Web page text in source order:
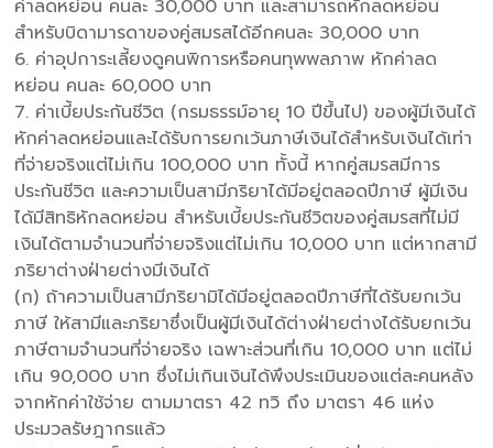
ค่าลดหย่อน คนละ 30,000 บาท และสามารถหักลดหย่อน
สำหรับบิดามารดาของคู่สมรสได้อีกคนละ 30,000 บาท
6. ค่าอุปการะเลี้ยงดูคนพิการหรือคนทุพพลภาพ หักค่าลด
หย่อน คนละ 60,000 บาท
7. ค่าเบี้ยประกันชีวิต (กรมธรรม์อายุ 10 ปีขึ้นไป) ของผู้มีเงินได้
หักค่าลดหย่อนและได้รับการยกเว้นภาษีเงินได้สำหรับเงินได้เท่า
ที่จ่ายจริงแต่ไม่เกิน 100,000 บาท ทั้งนี้ หากคู่สมรสมีการ
ประกันชีวิต และความเป็นสามีภริยาได้มีอยู่ตลอดปีภาษี ผู้มีเงิน
ได้มีสิทธิหักลดหย่อน สำหรับเบี้ยประกันชีวิตของคู่สมรสที่ไม่มี
เงินได้ตามจำนวนที่จ่ายจริงแต่ไม่เกิน 10,000 บาท แต่หากสามี
ภริยาต่างฝ่ายต่างมีเงินได้
(ก) ถ้าความเป็นสามีภริยามิได้มีอยู่ตลอดปีภาษีที่ได้รับยกเว้น
ภาษี ให้สามีและภริยาซึ่งเป็นผู้มีเงินได้ต่างฝ่ายต่างได้รับยกเว้น
ภาษีตามจำนวนที่จ่ายจริง เฉพาะส่วนที่เกิน 10,000 บาท แต่ไม่
เกิน 90,000 บาท ซึ่งไม่เกินเงินได้พึงประเมินของแต่ละคนหลัง
จากหักค่าใช้จ่าย ตามมาตรา 42 ทวิ ถึง มาตรา 46 แห่ง
ประมวลรัษฎากรแล้ว